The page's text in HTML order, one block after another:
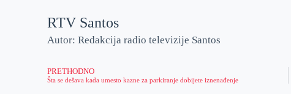
RTV Santos
Autor: Redakcija radio televizije Santos
PRETHODNO
Šta se dešava kada umesto kazne za parkiranje dobijete iznenađenje